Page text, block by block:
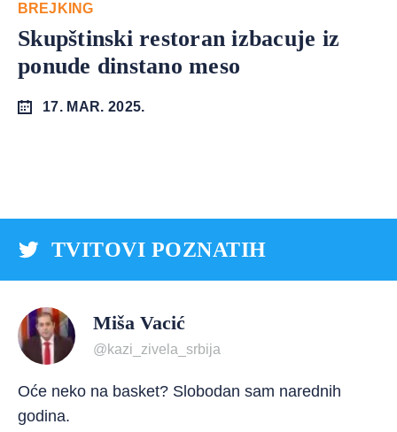
BREJKING
Skupštinski restoran izbacuje iz
ponude dinstano meso
17. MAR. 2025.
TVITOVI POZNATIH
Miša Vacić
@kazi_zivela_srbija
Oće neko na basket? Slobodan sam narednih
godina.